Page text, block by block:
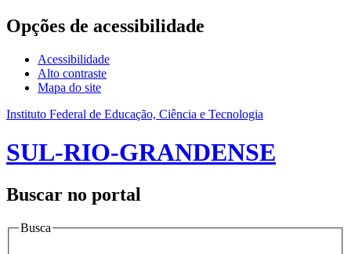
Opções de acessibilidade
Acessibilidade
Alto contraste
Mapa do site
Instituto Federal de Educação, Ciência e Tecnologia
SUL-RIO-GRANDENSE
Buscar no portal
Busca